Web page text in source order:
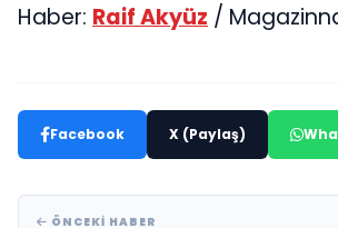
Haber: Raif Akyüz /
Facebook X (Paylaş)
ÖNCEKI HABER